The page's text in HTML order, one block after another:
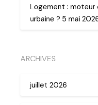
Logement : moteur
urbaine ? 5 mai
ARCHIVES
juillet 2026